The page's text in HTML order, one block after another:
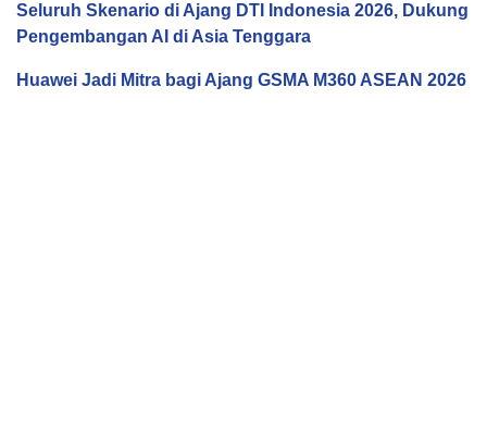
Seluruh Skenario di Ajang DTI Indonesia 2026, Dukung
Pengembangan AI di Asia Tenggara
Huawei Jadi Mitra bagi Ajang GSMA M360 ASEAN 2026